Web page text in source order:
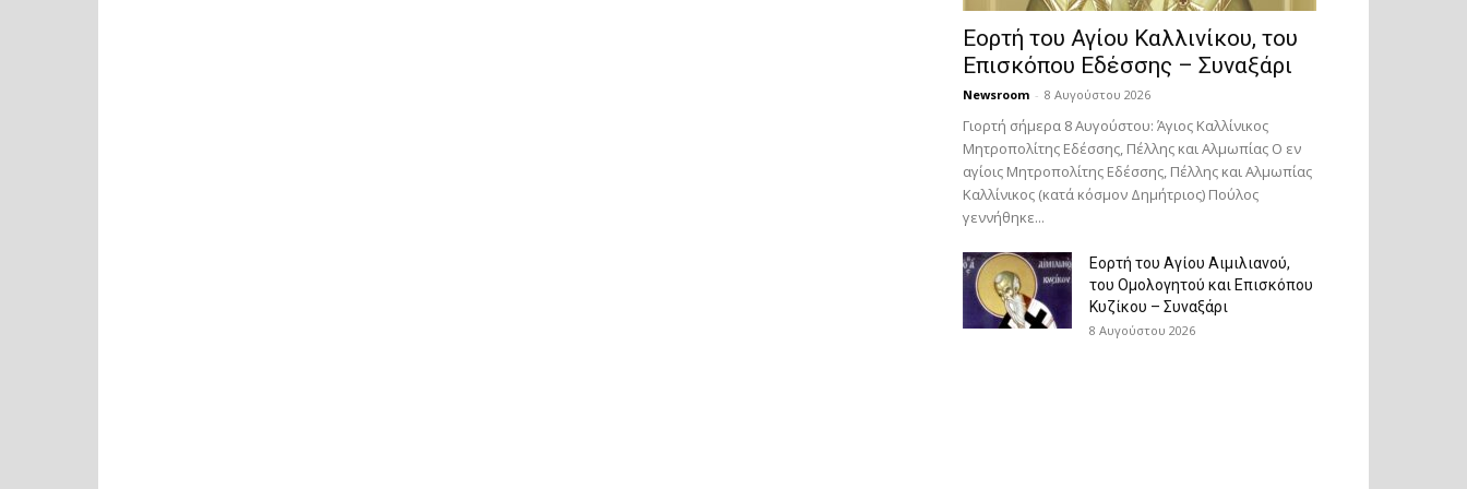
Εορτή του Αγίου Καλλινίκου, του
Επισκόπου Εδέσσης – Συναξάρι
Newsroom - 8 Αυγούστου 2026
Γιορτή σήμερα 8 Αυγούστου: Άγιος Καλλίνικος
Μητροπολίτης Εδέσσης, Πέλλης και Αλμωπίας Ο εν
αγίοις Μητροπολίτης Εδέσσης, Πέλλης και Αλμωπίας
Καλλίνικος (κατά κόσμον Δημήτριος) Πούλος
γεννήθηκε...
Εορτή του Αγίου Αιμιλιανού,
του Ομολογητού και Επισκόπου
Κυζίκου – Συναξάρι
8 Αυγούστου 2026